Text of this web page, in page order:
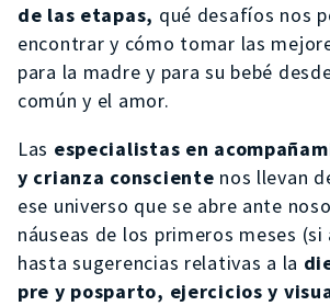
de las etapas, qué desafíos nos
encontrar y cómo tomar las
para la madre y para su bebé
común y el amor.
Las especialistas en
y crianza consciente nos llevan
ese universo que se abre ante
náuseas de los primeros meses (si
hasta sugerencias relativas a la
pre y posparto, ejercicios y